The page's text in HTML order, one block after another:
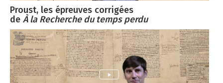
Proust, les épreuves corrigées
de À la Recherche du temps perdu